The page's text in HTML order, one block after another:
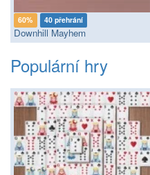
60% 40 přehrání
Downhill Mayhem
Populární hry